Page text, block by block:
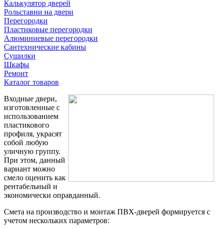
Калькулятор дверей
Рольставни на двери
Перегородки
Пластиковые перегородки
Алюминиевые перегородки
Сантехнические кабины
Сушилки
Шкафы
Ремонт
Каталог товаров
Входные двери,
изготовленные с
использованием
пластикового
профиля, украсят
собой любую
уличную группу.
При этом, данный
вариант можно
смело оценить как
рентабельный и
экономически оправданный.
Смета на производство и монтаж ПВХ-дверей формируется с
учетом нескольких параметров: